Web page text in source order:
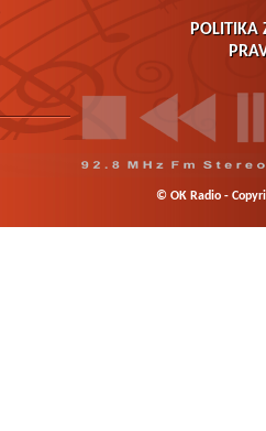
POLITIKA
© OK Radio -